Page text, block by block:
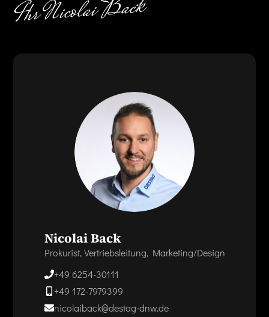
Nicolai Back
Prokurist, Vertriebsleitung, Marketing/Design
+49 6254-30111
+49 172-7979399
nicolaiback@destag-dnw.de